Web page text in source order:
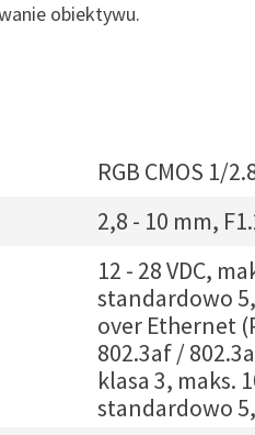
obiektywu.
RGB CMOS 1/
2,8 - 10 mm,
12 - 28 VDC,
standardowo
over Ethernet
802.3af /
klasa 3, maks.
standardowo